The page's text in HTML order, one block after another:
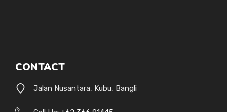
CONTACT
Jalan Nusantara, Kubu, Bangli